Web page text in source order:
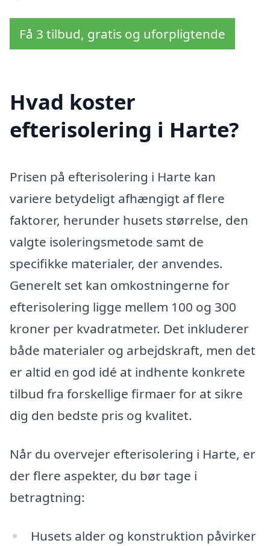
Få 3 tilbud, gratis og uforpligtende
Hvad koster
efterisolering i Harte?
Prisen på efterisolering i Harte kan
variere betydeligt afhængigt af flere
faktorer, herunder husets størrelse, den
valgte isoleringsmetode samt de
specifikke materialer, der anvendes.
Generelt set kan omkostningerne for
efterisolering ligge mellem 100 og 300
kroner per kvadratmeter. Det inkluderer
både materialer og arbejdskraft, men det
er altid en god idé at indhente konkrete
tilbud fra forskellige firmaer for at sikre
dig den bedste pris og kvalitet.
Når du overvejer efterisolering i Harte, er
der flere aspekter, du bør tage i
betragtning:
Husets alder og konstruktion påvirker